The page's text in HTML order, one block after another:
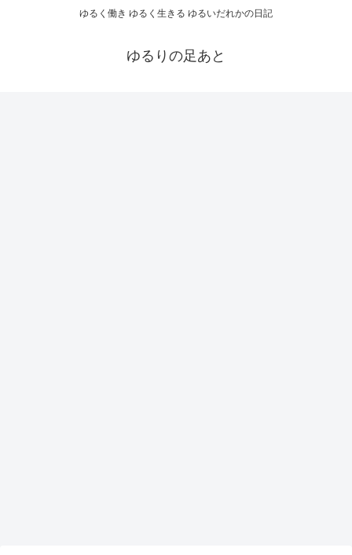
ゆるく働き ゆるく生きる ゆるいだれかの日記
ゆるりの足あと